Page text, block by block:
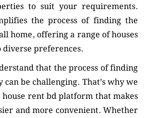
to suit your requirements.
the process of finding the
home, offering a range of houses
preferences.
that the process of finding
be challenging. That’s why we
rent bd platform that makes
and more convenient. Whether